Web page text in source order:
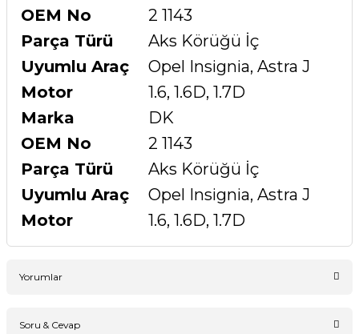
OEM No
2 1143
Parça Türü
Aks Körüğü İç
Uyumlu Araç
Opel Insignia, Astra J
Motor
1.6, 1.6D, 1.7D
Marka
DK
OEM No
2 1143
Parça Türü
Aks Körüğü İç
Uyumlu Araç
Opel Insignia, Astra J
Motor
1.6, 1.6D, 1.7D
Yorumlar
Soru & Cevap